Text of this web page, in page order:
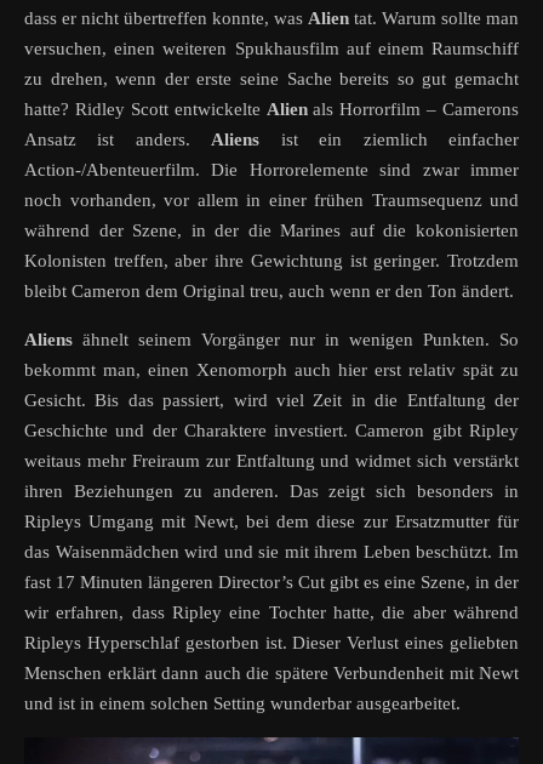
dass er nicht übertreffen konnte, was Alien tat. Warum sollte man
versuchen, einen weiteren Spukhausfilm auf einem Raumschiff
zu drehen, wenn der erste seine Sache bereits so gut gemacht
hatte? Ridley Scott entwickelte Alienals Horrorfilm – Camerons
Ansatz ist anders.Aliens ist ein ziemlich einfacher
Action-/Abenteuerfilm. Die Horrorelemente sind zwar immer
noch vorhanden, vor allem in einer frühen Traumsequenz und
während der Szene, in der die Marines auf die kokonisierten
Kolonisten treffen, aber ihre Gewichtung ist geringer. Trotzdem
bleibt Cameron dem Original treu, auch wenn er den Ton ändert.
Aliens ähnelt seinem Vorgänger nur in wenigen Punkten. So
bekommt man, einen Xenomorph auch hier erst relativ spät zu
Gesicht. Bis das passiert, wird viel Zeit in die Entfaltung der
Geschichte und der Charaktere investiert. Cameron gibt Ripley
weitaus mehr Freiraum zur Entfaltung und widmet sich verstärkt
ihren Beziehungen zu anderen. Das zeigt sich besonders in
Ripleys Umgang mit Newt, bei dem diese zur Ersatzmutter für
das Waisenmädchen wird und sie mit ihrem Leben beschützt. Im
fast 17 Minuten längeren Director’s Cut gibt es eine Szene, in der
wir erfahren, dass Ripley eine Tochter hatte, die aber während
Ripleys Hyperschlaf gestorben ist. Dieser Verlust eines geliebten
Menschen erklärt dann auch die spätere Verbundenheit mit Newt
und ist in einem solchen Setting wunderbar ausgearbeitet.